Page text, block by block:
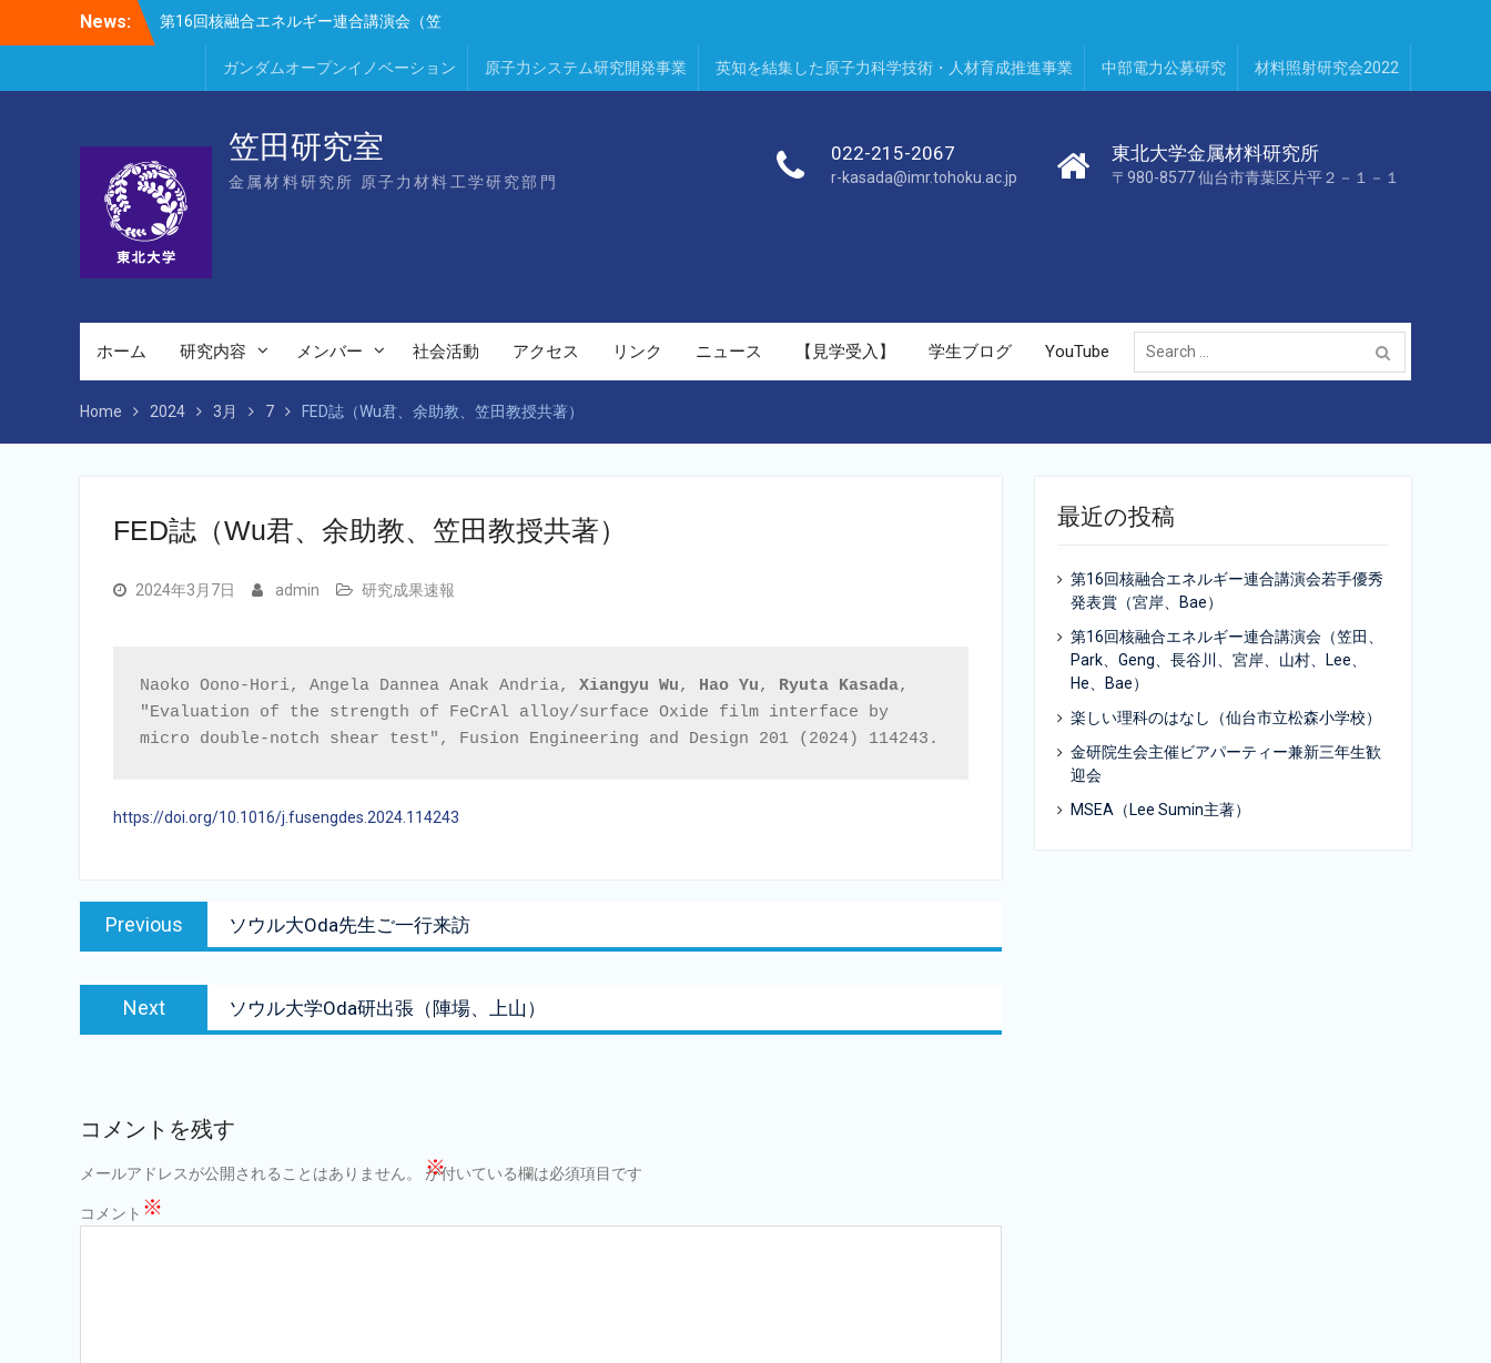
News:
第16回核融合エネルギー連合講演会（笠
田、Park、Geng、長谷川、宮岸、山村、
Lee、He、Bae）
楽しい理科のはなし（仙台市立松森小学
第16回核融合エネルギー連合講演会若手優
秀発表賞（宮岸、Bae）
ガンダムオープンイノベーション 原子力システム研究開発事業 英知を結集した原子力科学技術・人材育成推進事業 中部電力公募研究 材料照射研究会2022
笠田研究室
金属材料研究所 原子力材料工学研究部門
022-215-2067
r-kasada@imr.tohoku.ac.jp
東北大学金属材料研究所
〒980-8577 仙台市青葉区片平２－１－１
ホーム 研究内容 メンバー 社会活動 アクセス リンク ニュース 【見学受入】 学生ブログ YouTube
Search
for:
Home 2024 3月 7 FED誌（Wu君、余助教、笠田教授共著）
FED誌（Wu君、余助教、笠田教授共著）
2024年3月7日 admin 研究成果速報
Naoko Oono-Hori, Angela Dannea Anak Andria, Xiangyu Wu, Hao Yu, Ryuta Kasada,
"Evaluation of the strength of FeCrAl alloy/surface Oxide film interface by
https://doi.org/10.1016/j.fusengdes.2024.114243
投
ゲ
シ
ン
Previous
Previous
post:
ソウル大Oda先生ご一行来訪
Next
Next
post:
ソウル大学Oda研出張（陣場、上山）
コメントを残す
メールアドレスが公開されることはありません。 ※
が付いている欄は必須項目です
コメント ※
最近の投稿
第16回核融合エネルギー連合講演会若手優秀
発表賞（宮岸、Bae）
第16回核融合エネルギー連合講演会（笠田、
Park、Geng、長谷川、宮岸、山村、Lee、
He、Bae）
楽しい理科のはなし（仙台市立松森小学校）
金研院生会主催ビアパーティー兼新三年生歓
迎会
MSEA（Lee Sumin主著）